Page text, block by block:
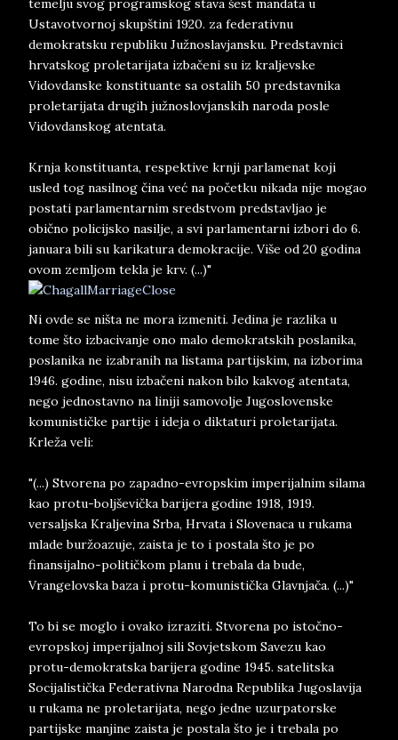
temelju svog programskog stava šest mandata u
Ustavotvornoj skupštini 1920. za federativnu
demokratsku republiku Južnoslavjansku. Predstavnici
hrvatskog proletarijata izbačeni su iz kraljevske
Vidovdanske konstituante sa ostalih 50 predstavnika
proletarijata drugih južnoslovjanskih naroda posle
Vidovdanskog atentata.
Krnja konstituanta, respektive krnji parlamenat koji
usled tog nasilnog čina već na početku nikada nije mogao
postati parlamentarnim sredstvom predstavljao je
obično policijsko nasilje, a svi parlamentarni izbori do 6.
januara bili su karikatura demokracije. Više od 20 godina
ovom zemljom tekla je krv. (...)"
Ni ovde se ništa ne mora izmeniti. Jedina je razlika u
tome što izbacivanje ono malo demokratskih poslanika,
poslanika ne izabranih na listama partijskim, na izborima
1946. godine, nisu izbačeni nakon bilo kakvog atentata,
nego jednostavno na liniji samovolje Jugoslovenske
komunističke partije i ideja o diktaturi proletarijata.
Krleža veli:
"(...) Stvorena po zapadno-evropskim imperijalnim silama
kao protu-boljševička barijera godine 1918, 1919.
versaljska Kraljevina Srba, Hrvata i Slovenaca u rukama
mlade buržoazuje, zaista je to i postala što je po
finansijalno-političkom planu i trebala da bude,
Vrangelovska baza i protu-komunistička Glavnjača. (...)"
To bi se moglo i ovako izraziti. Stvorena po istočno-
evropskoj imperijalnoj sili Sovjetskom Savezu kao
protu-demokratska barijera godine 1945. satelitska
Socijalistička Federativna Narodna Republika Jugoslavija
u rukama ne proletarijata, nego jedne uzurpatorske
partijske manjine zaista je postala što je i trebala po